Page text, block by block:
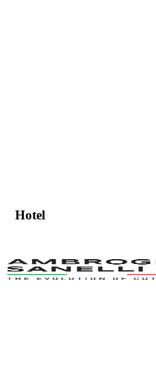
Hotel